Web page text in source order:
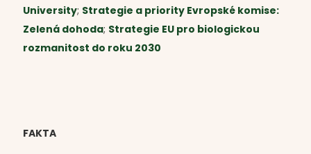
University; Strategie a priority Evropské komise:
Zelená dohoda; Strategie EU pro biologickou
rozmanitost do roku 2030
FAKTA